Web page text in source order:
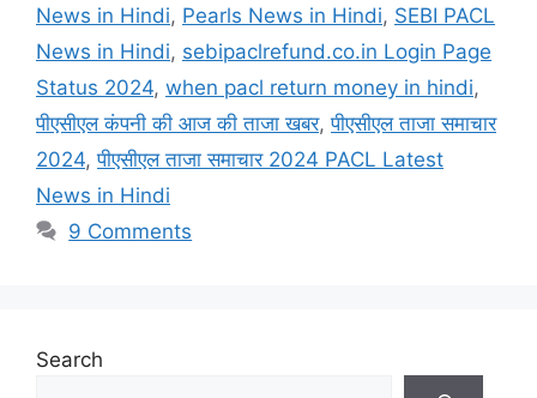
News in Hindi, Pearls News in Hindi, SEBI PACL
News in Hindi, sebipaclrefund.co.in Login Page
Status 2024, when pacl return money in hindi,
पीएसीएल कंपनी की आज की ताजा खबर,पीएसीएल ताजा समाचार
2024,पीएसीएल ताजा समाचार 2024 PACL Latest
News in Hindi
9 Comments
Search